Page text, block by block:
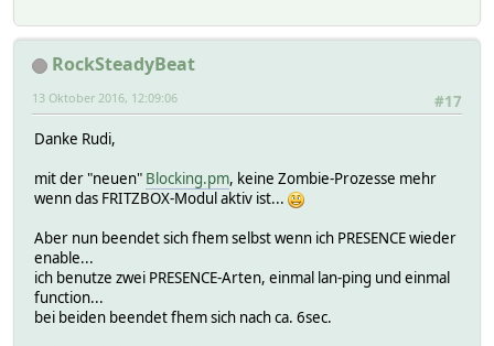
RockSteadyBeat
#17
13 Oktober 2016, 12:09:06
Danke Rudi,
mit der "neuen" Blocking.pm, keine Zombie-Prozesse mehr
wenn das FRITZBOX-Modul aktiv ist...
Aber nun beendet sich fhem selbst wenn ich PRESENCE wieder
enable...
ich benutze zwei PRESENCE-Arten, einmal lan-ping und einmal
function...
bei beiden beendet fhem sich nach ca. 6sec.